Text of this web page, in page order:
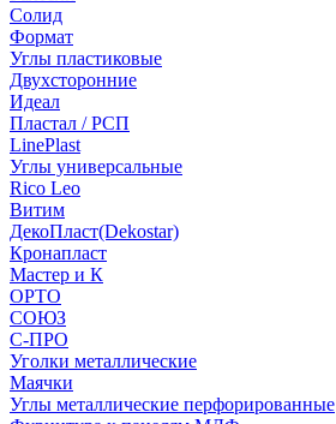
Солид
Формат
Углы пластиковые
Двухсторонние
Идеал
Пластал / РСП
LinePlast
Углы универсальные
Rico Leo
Витим
ДекоПласт(Dekostar)
Кронапласт
Мастер и К
ОРТО
СОЮЗ
С-ПРО
Уголки металлические
Маячки
Углы металлические перфорированные